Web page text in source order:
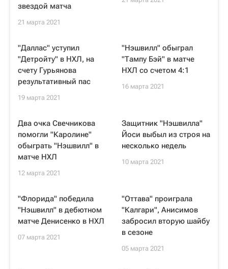
звездой матча
21 марта 2021
"Даллас" уступил
"Детройту" в НХЛ, на
счету Гурьянова
результативный пас
19 марта 2021
"Нэшвилл" обыграл
"Тампу Бэй" в матче
НХЛ со счетом 4:1
16 марта 2021
Два очка Свечникова
помогли "Каролине"
обыграть "Нэшвилл" в
матче НХЛ
12 марта 2021
Защитник "Нэшвилла"
Йоси выбыл из строя на
несколько недель
10 марта 2021
"Флорида" победила
"Нэшвилл" в дебютном
матче Денисенко в НХЛ
07 марта 2021
"Оттава" проиграла
"Калгари", Анисимов
забросил вторую шайбу
в сезоне
05 марта 2021